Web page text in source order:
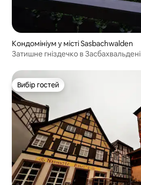
Кондомініум у місті Sasbachwalden
Затишне гніздечко в Засбахвальдені
Вибір гостей
Вибір гостей